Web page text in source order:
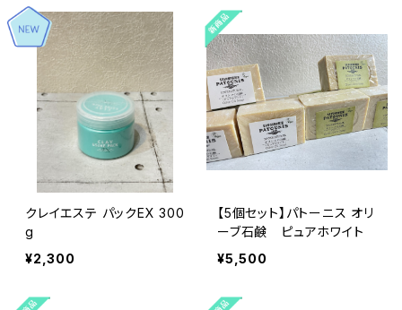
クレイエステ パックEX 300
g
¥2,300
【5個セット】パトーニス オリ
ーブ石鹸 ピュアホワイト
¥5,500